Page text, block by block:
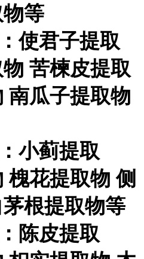
等
使君子提取
苦楝皮提取
南瓜子提取物
小蓟提取
槐花提取物 侧
茅根提取物等
陈皮提取